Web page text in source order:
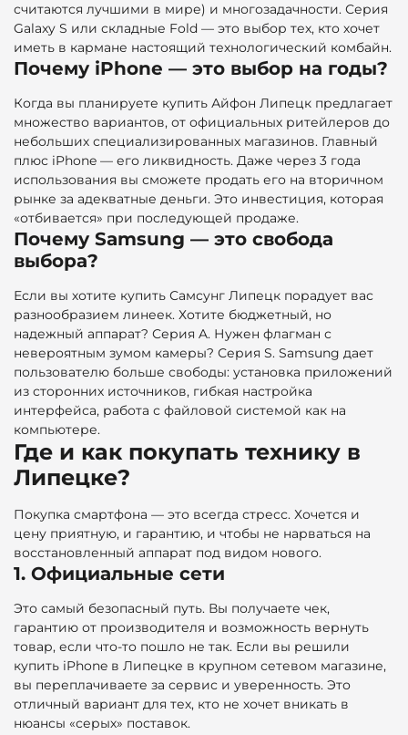
считаются лучшими в мире) и многозадачности. Серия
Galaxy S или складные Fold — это выбор тех, кто хочет
иметь в кармане настоящий технологический комбайн.
Почему iPhone — это выбор на годы?
Когда вы планируете купить Айфон Липецк предлагает
множество вариантов, от официальных ритейлеров до
небольших специализированных магазинов. Главный
плюс iPhone — его ликвидность. Даже через 3 года
использования вы сможете продать его на вторичном
рынке за адекватные деньги. Это инвестиция, которая
«отбивается» при последующей продаже.
Почему Samsung — это свобода
выбора?
Если вы хотите купить Самсунг Липецк порадует вас
разнообразием линеек. Хотите бюджетный, но
надежный аппарат? Серия A. Нужен флагман с
невероятным зумом камеры? Серия S. Samsung дает
пользователю больше свободы: установка приложений
из сторонних источников, гибкая настройка
интерфейса, работа с файловой системой как на
компьютере.
Где и как покупать технику в
Липецке?
Покупка смартфона — это всегда стресс. Хочется и
цену приятную, и гарантию, и чтобы не нарваться на
восстановленный аппарат под видом нового.
1. Официальные сети
Это самый безопасный путь. Вы получаете чек,
гарантию от производителя и возможность вернуть
товар, если что-то пошло не так. Если вы решили
купить iPhone в Липецке в крупном сетевом магазине,
вы переплачиваете за сервис и уверенность. Это
отличный вариант для тех, кто не хочет вникать в
нюансы «серых» поставок.